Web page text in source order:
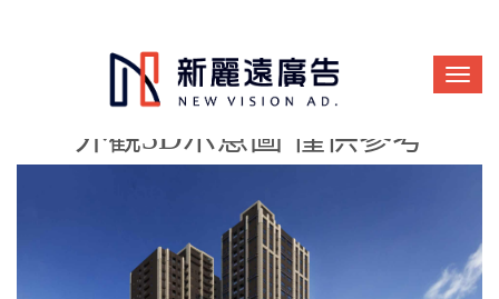
外觀3D示意圖 僅供參考